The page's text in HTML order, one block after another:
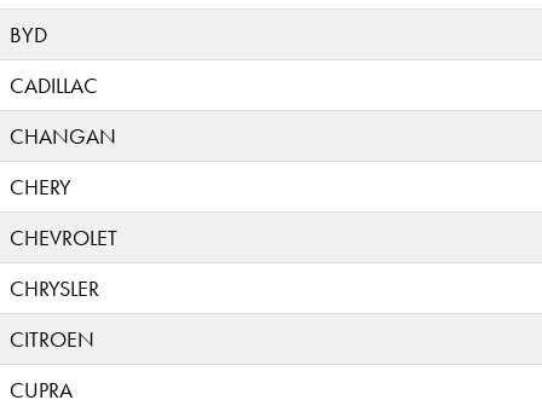
BYD
CADILLAC
CHANGAN
CHERY
CHEVROLET
CHRYSLER
CITROEN
CUPRA